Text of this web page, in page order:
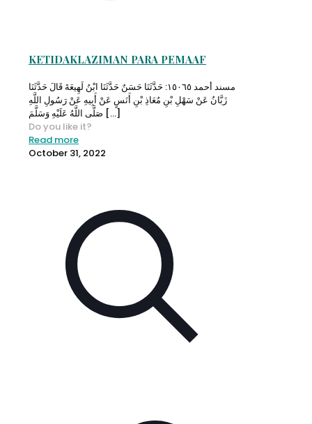
KETIDAKLAZIMAN PARA PEMAAF
مسند أحمد ١٥٠٦٥: حَدَّثَنَا حَسَنٌ حَدَّثَنَا ابْنُ لَهِيعَةَ قَالَ حَدَّثَنَا
زَبَّانُ عَنْ سَهْلِ بْنِ مُعَاذِ بْنِ أَنَسٍ عَنْ أَبِيهِ عَنْ رَسُولِ اللَّهِ
صَلَّى اللَّهُ عَلَيْهِ وَسَلَّمَ […]
Do you like it?
Read more
October 31, 2022